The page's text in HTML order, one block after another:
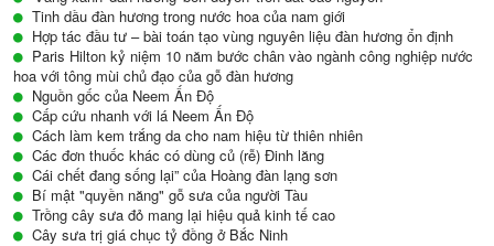
Tinh dầu đàn hương trong nước hoa của nam giới
Hợp tác đầu tư – bài toán tạo vùng nguyên liệu đàn hương ổn định
Paris Hilton kỷ niệm 10 năm bước chân vào ngành công nghiệp nước
hoa với tông mùi chủ đạo của gỗ đàn hương
Nguồn gốc của Neem Ấn Độ
Cấp cứu nhanh với lá Neem Ấn Độ
Cách làm kem trắng da cho nam hiệu từ thiên nhiên
Các đơn thuốc khác có dùng củ (rễ) Đinh lăng
Cái chết đang sống lại” của Hoàng đàn lạng sơn
Bí mật "quyền năng" gỗ sưa của người Tàu
Trồng cây sưa đỏ mang lại hiệu quả kinh tế cao
Cây sưa trị giá chục tỷ đồng ở Bắc Ninh